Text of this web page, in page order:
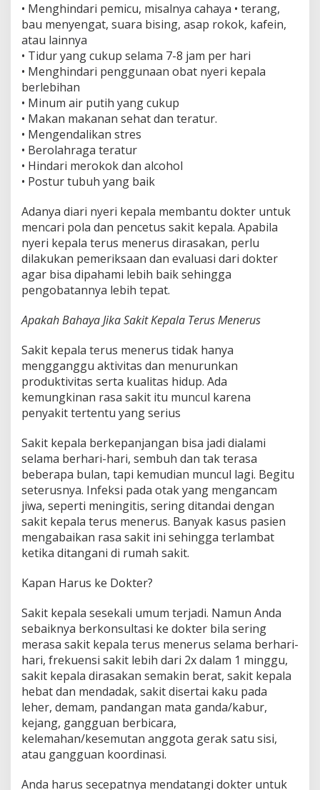
• Menghindari pemicu, misalnya cahaya • terang,
bau menyengat, suara bising, asap rokok, kafein,
atau lainnya
• Tidur yang cukup selama 7-8 jam per hari
• Menghindari penggunaan obat nyeri kepala
berlebihan
• Minum air putih yang cukup
• Makan makanan sehat dan teratur.
• Mengendalikan stres
• Berolahraga teratur
• Hindari merokok dan alcohol
• Postur tubuh yang baik
Adanya diari nyeri kepala membantu dokter untuk
mencari pola dan pencetus sakit kepala. Apabila
nyeri kepala terus menerus dirasakan, perlu
dilakukan pemeriksaan dan evaluasi dari dokter
agar bisa dipahami lebih baik sehingga
pengobatannya lebih tepat.
Apakah Bahaya Jika Sakit Kepala Terus Menerus
Sakit kepala terus menerus tidak hanya
mengganggu aktivitas dan menurunkan
produktivitas serta kualitas hidup. Ada
kemungkinan rasa sakit itu muncul karena
penyakit tertentu yang serius
Sakit kepala berkepanjangan bisa jadi dialami
selama berhari-hari, sembuh dan tak terasa
beberapa bulan, tapi kemudian muncul lagi. Begitu
seterusnya. Infeksi pada otak yang mengancam
jiwa, seperti meningitis, sering ditandai dengan
sakit kepala terus menerus. Banyak kasus pasien
mengabaikan rasa sakit ini sehingga terlambat
ketika ditangani di rumah sakit.
Kapan Harus ke Dokter?
Sakit kepala sesekali umum terjadi. Namun Anda
sebaiknya berkonsultasi ke dokter bila sering
merasa sakit kepala terus menerus selama berhari-
hari, frekuensi sakit lebih dari 2x dalam 1 minggu,
sakit kepala dirasakan semakin berat, sakit kepala
hebat dan mendadak, sakit disertai kaku pada
leher, demam, pandangan mata ganda/kabur,
kejang, gangguan berbicara,
kelemahan/kesemutan anggota gerak satu sisi,
atau gangguan koordinasi.
Anda harus secepatnya mendatangi dokter untuk